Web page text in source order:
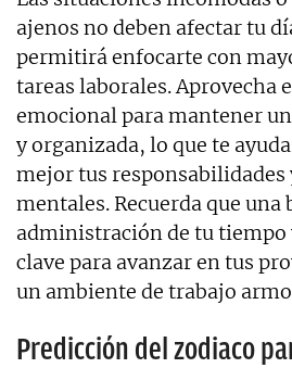
ajenos no deben afectar tu
permitirá enfocarte con
tareas laborales. Aprovecha
emocional para mantener
y organizada, lo que te
mejor tus responsabilidades
mentales. Recuerda que una
administración de tu tiempo
clave para avanzar en tus
un ambiente de trabajo
Predicción del zodiaco